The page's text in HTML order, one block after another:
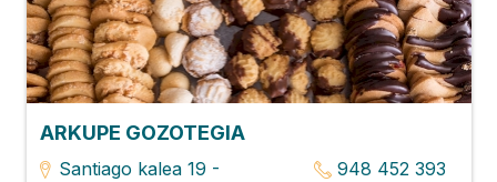
ARKUPE GOZOTEGIA
Santiago kalea 19 -
948 452 393